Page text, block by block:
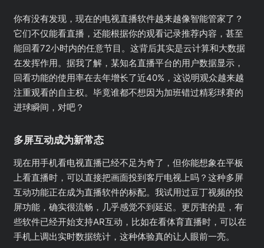
你有没有发现，现在的电视直播软件越来越像智能管家了？
它们不仅能看直播，还能根据你的观看记录推荐内容，甚至
能回看72小时内的任意节目。这背后其实是云计算和大数据
在发挥作用。据我了解，某知名直播平台的用户数据显示，
回看功能的使用率在去年增长了近40%，这说明观众越来越
注重观看的自主权。毕竟谁都不想因为加班错过精彩球赛的
进球瞬间，对吧？
多屏互动成为新常态
现在用手机看电视直播已经不足为奇了，但你能想象在平板
上看直播时，可以直接把画面投到客厅电视上吗？这种多屏
互动功能正在成为直播软件的标配。我试用过豆丁视频的投
屏功能，确实很流畅，几乎感觉不到延迟。更厉害的是，有
些软件已经开始支持AR互动，比如在看体育直播时，可以在
手机上调出实时数据统计，这种体验真的让人眼前一亮。